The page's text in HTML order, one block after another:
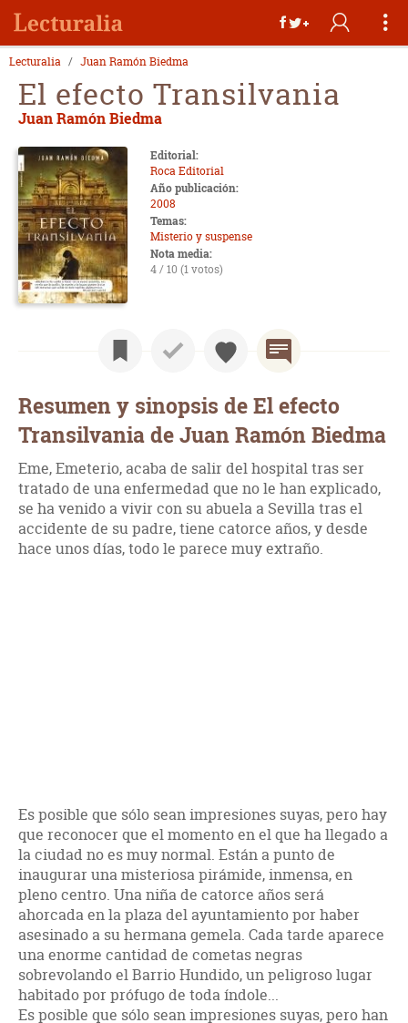
Lecturalia Juan Ramón Biedma
El efecto Transilvania
Juan Ramón Biedma
Editorial:
Roca Editorial
Año publicación:
2008
Temas:
Misterio y suspense
Nota media:
4 / 10 (1 votos)
Resumen y sinopsis de El efecto
Transilvania de Juan Ramón Biedma
Eme, Emeterio, acaba de salir del hospital tras ser
tratado de una enfermedad que no le han explicado,
se ha venido a vivir con su abuela a Sevilla tras el
accidente de su padre, tiene catorce años, y desde
hace unos días, todo le parece muy extraño.
Es posible que sólo sean impresiones suyas, pero hay
que reconocer que el momento en el que ha llegado a
la ciudad no es muy normal. Están a punto de
inaugurar una misteriosa pirámide, inmensa, en
pleno centro. Una niña de catorce años será
ahorcada en la plaza del ayuntamiento por haber
asesinado a su hermana gemela. Cada tarde aparece
una enorme cantidad de cometas negras
sobrevolando el Barrio Hundido, un peligroso lugar
habitado por prófugo de toda índole...
Es posible que sólo sean impresiones suyas, pero han